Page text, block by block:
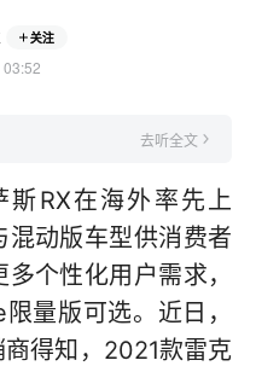
关注
去听全文
RX在海外率先上
动版车型供消费者
个性化用户需求，
量版可选。近日，
得知，2021款雷克